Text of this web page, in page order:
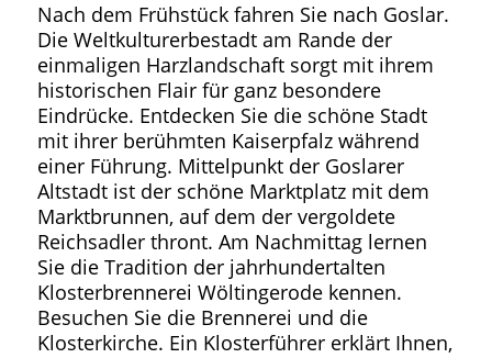
Nach dem Frühstück fahren Sie nach Goslar.
Die Weltkulturerbestadt am Rande der
einmaligen Harzlandschaft sorgt mit ihrem
historischen Flair für ganz besondere
Eindrücke. Entdecken Sie die schöne Stadt
mit ihrer berühmten Kaiserpfalz während
einer Führung. Mittelpunkt der Goslarer
Altstadt ist der schöne Marktplatz mit dem
Marktbrunnen, auf dem der vergoldete
Reichsadler thront. Am Nachmittag lernen
Sie die Tradition der jahrhundertalten
Klosterbrennerei Wöltingerode kennen.
Besuchen Sie die Brennerei und die
Klosterkirche. Ein Klosterführer erklärt Ihnen,